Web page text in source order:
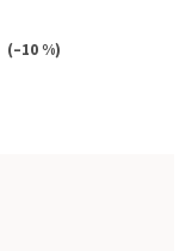
(–10 %)